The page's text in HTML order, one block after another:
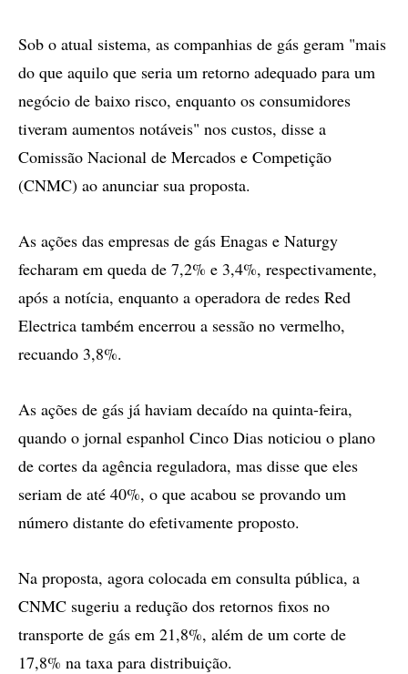
Sob o atual sistema, as companhias de gás geram "mais
do que aquilo que seria um retorno adequado para um
negócio de baixo risco, enquanto os consumidores
tiveram aumentos notáveis" nos custos, disse a
Comissão Nacional de Mercados e Competição
(CNMC) ao anunciar sua proposta.
As ações das empresas de gás Enagas e Naturgy
fecharam em queda de 7,2% e 3,4%, respectivamente,
após a notícia, enquanto a operadora de redes Red
Electrica também encerrou a sessão no vermelho,
recuando 3,8%.
As ações de gás já haviam decaído na quinta-feira,
quando o jornal espanhol Cinco Dias noticiou o plano
de cortes da agência reguladora, mas disse que eles
seriam de até 40%, o que acabou se provando um
número distante do efetivamente proposto.
Na proposta, agora colocada em consulta pública, a
CNMC sugeriu a redução dos retornos fixos no
transporte de gás em 21,8%, além de um corte de
17,8% na taxa para distribuição.